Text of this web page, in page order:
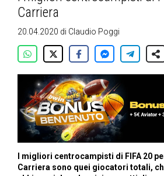
Carriera
20.04.2020 di Claudio Poggi
I migliori centrocampisti di FIFA 20
Carriera sono quei giocatori totali,